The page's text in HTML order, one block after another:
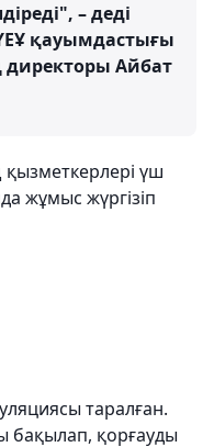
– деді
қауымдастығы
Айбат
үш
жұмыс жүргізіп
таралған.
бақылап, қорғауды